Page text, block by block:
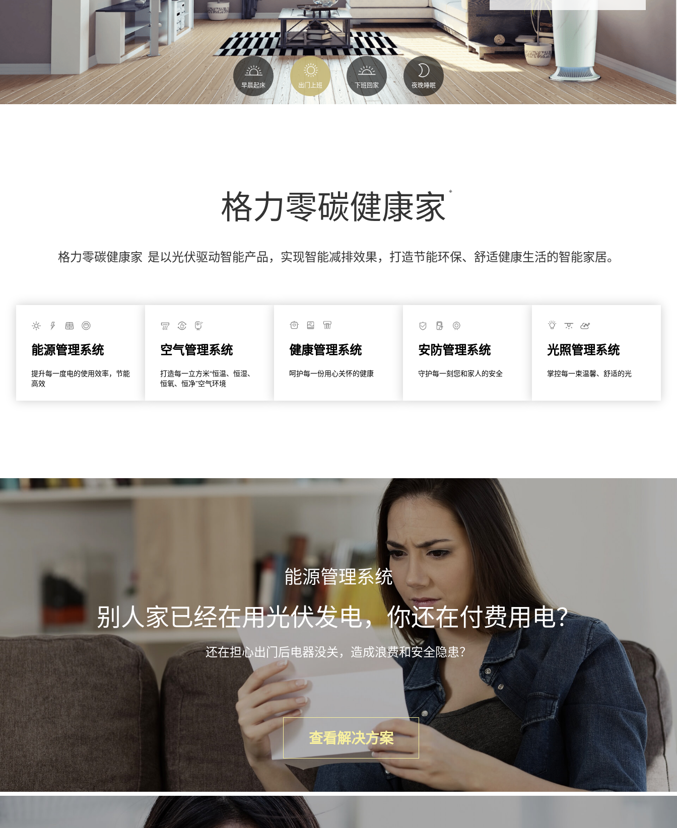
出提醒，报告食材管理情况、用
水报告，为您创造全面的健康环
境。
早晨起床 出门上班 下班回家 夜晚睡眠
格力零碳健康家
格力零碳健康家 是以光伏驱动智能产品，实现智能减排效果，打造节能环保、舒适健康生活的智能家居。
能源管理系统
提升每一度电的使用效率，节能
高效
空气管理系统
打造每一立方米“恒温、恒湿、
恒氧、恒净”空气环境
健康管理系统
呵护每一份用心关怀的健康
安防管理系统
守护每一刻您和家人的安全
光照管理系统
掌控每一束温馨、舒适的光
能源管理系统
别人家已经在用光伏发电，你还在付费用电？
还在担心出门后电器没关，造成浪费和安全隐患？
查看解决方案